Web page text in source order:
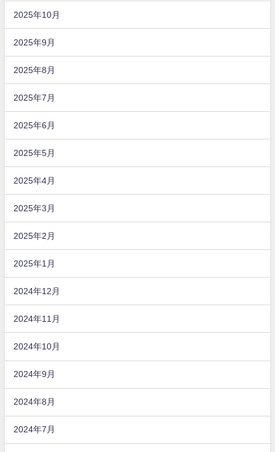
2025年10月
2025年9月
2025年8月
2025年7月
2025年6月
2025年5月
2025年4月
2025年3月
2025年2月
2025年1月
2024年12月
2024年11月
2024年10月
2024年9月
2024年8月
2024年7月